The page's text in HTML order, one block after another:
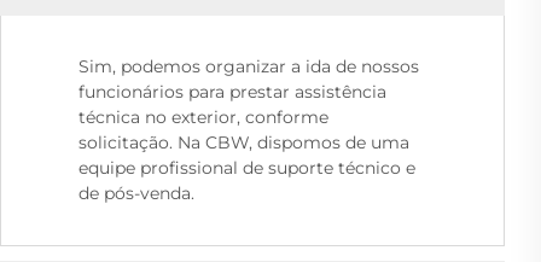
Sim, podemos organizar a ida de nossos
funcionários para prestar assistência
técnica no exterior, conforme
solicitação. Na CBW, dispomos de uma
equipe profissional de suporte técnico e
de pós-venda.